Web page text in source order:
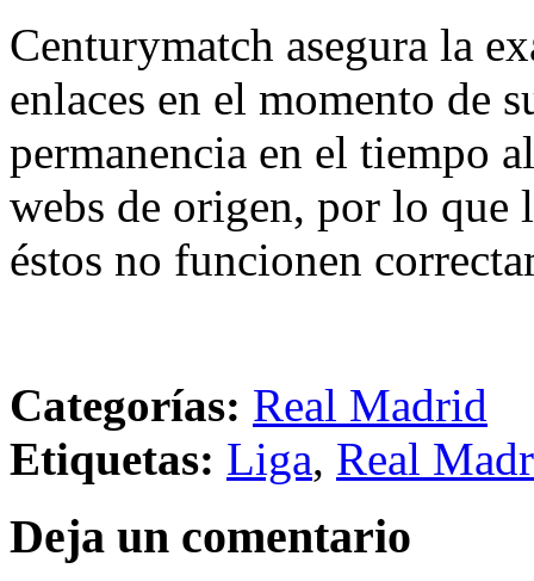
Centurymatch asegura la
enlaces en el momento de
permanencia en el tiempo
webs de origen, por lo que
éstos no funcionen
Categorías: Real Madrid
Etiquetas: Liga, Real
Deja un comentario